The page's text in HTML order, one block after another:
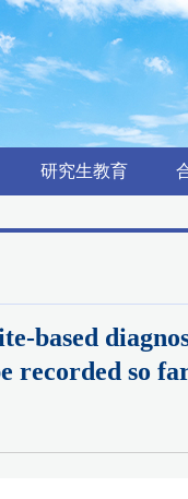
研究生教育
based
so